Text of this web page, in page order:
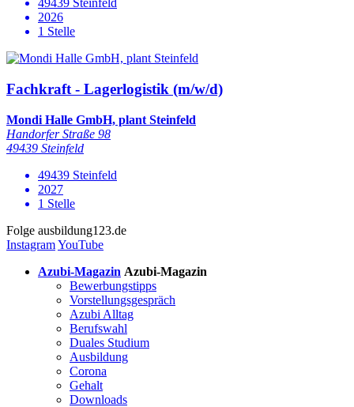
49439 Steinfeld
2026
1 Stelle
Fachkraft - Lagerlogistik (m/w/d)
Mondi Halle GmbH, plant Steinfeld
Handorfer Straße 98
49439 Steinfeld
49439 Steinfeld
2027
1 Stelle
Folge ausbildung123.de
InstagramYouTube
Azubi-Magazin Azubi-Magazin
Bewerbungstipps
Vorstellungsgespräch
Azubi Alltag
Berufswahl
Duales Studium
Ausbildung
Corona
Gehalt
Downloads